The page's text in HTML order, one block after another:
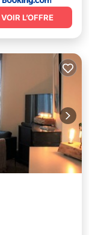
VOIR L’OFFRE